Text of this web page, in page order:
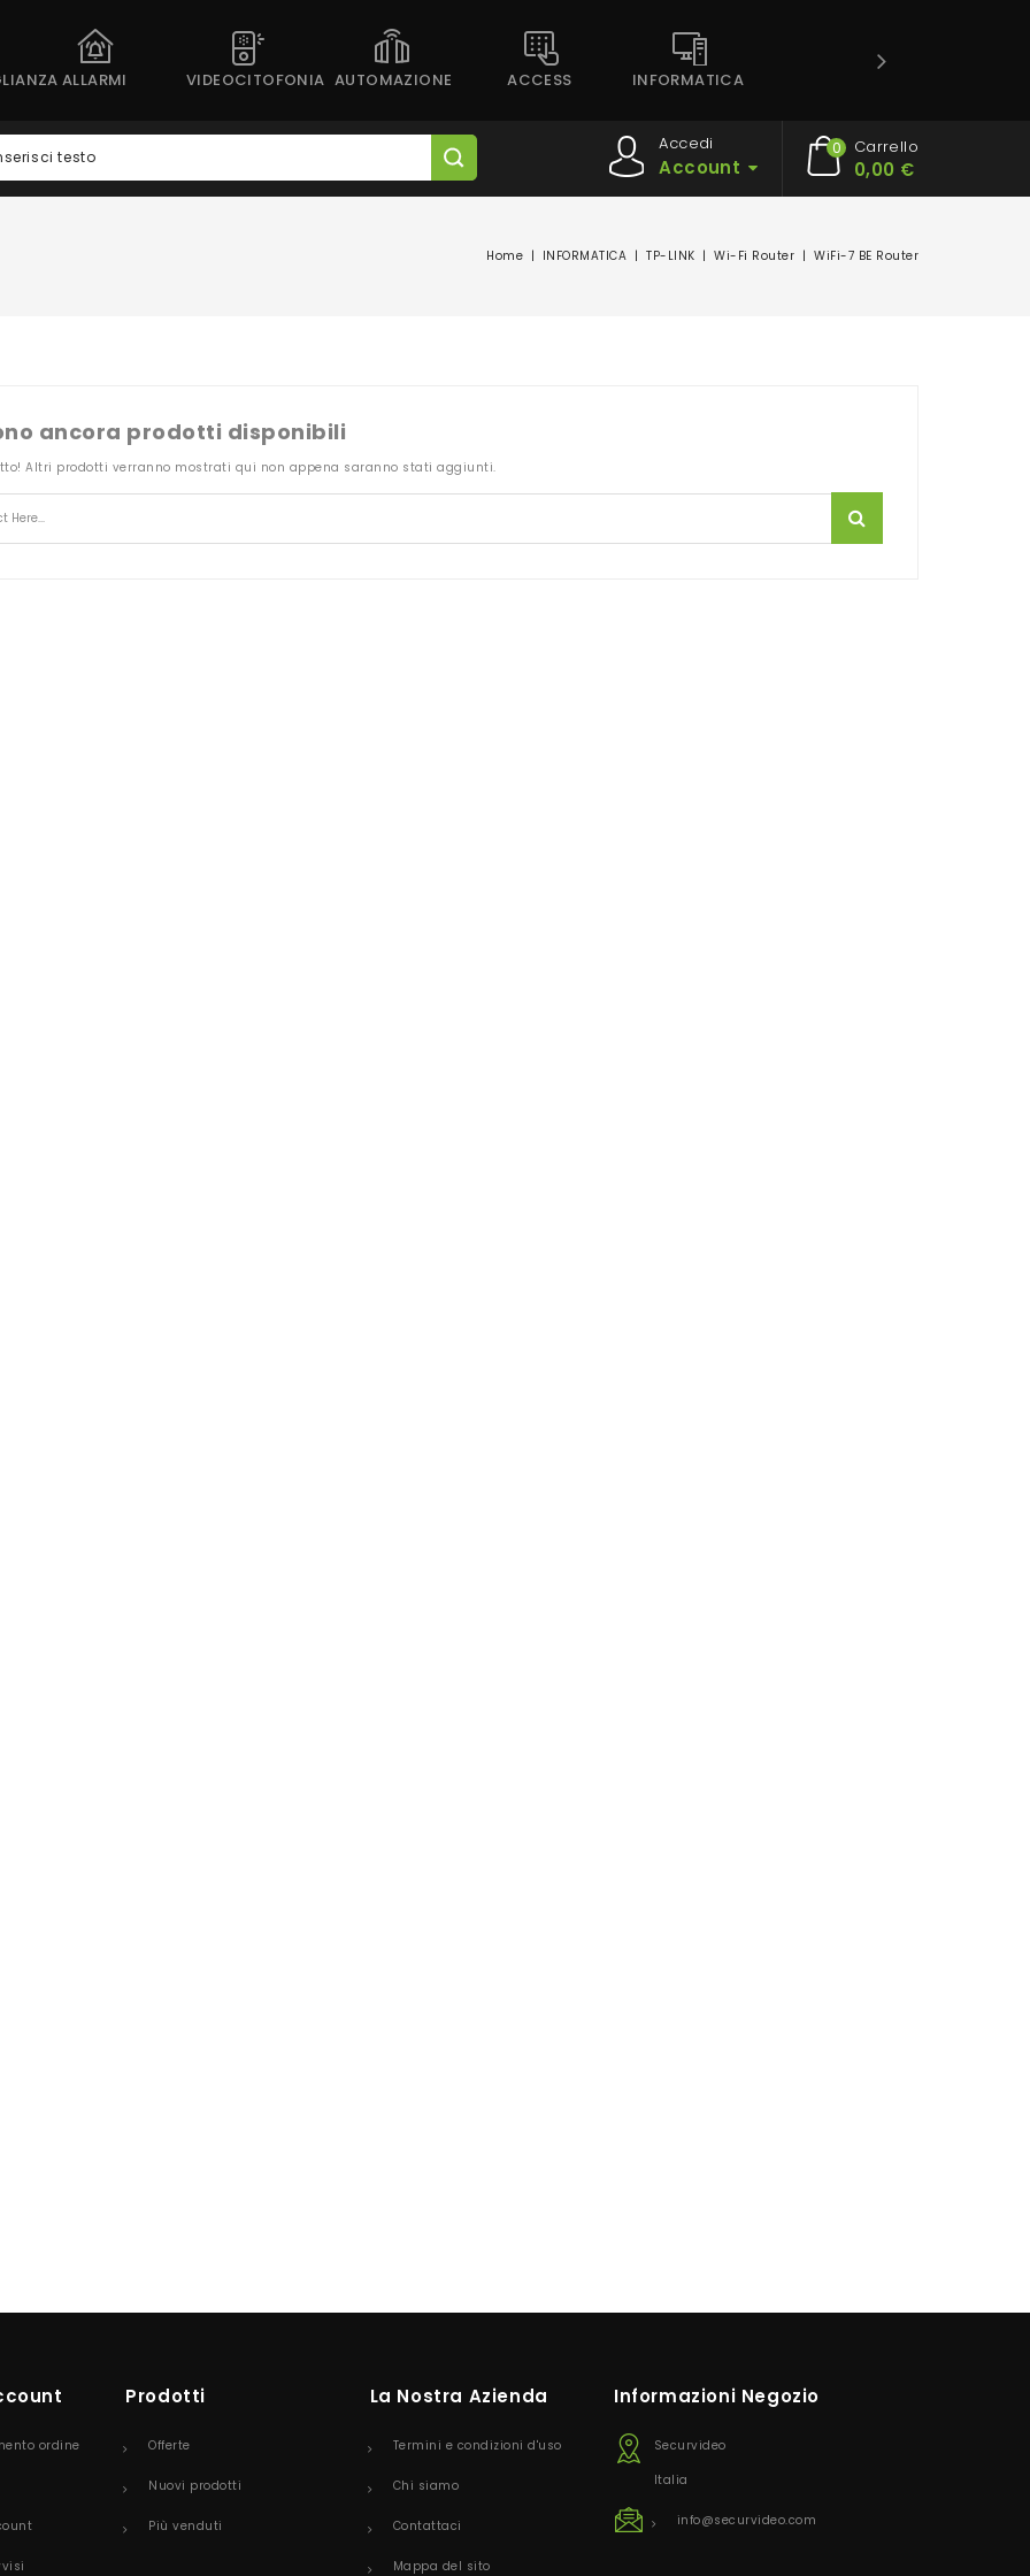
ALLARMI VIDEOCITOFONIA AUTOMAZIONE ACCESS INFORMATICA
Carrello
0,00 €
0
Accedi
Account
Home INFORMATICA TP-LINK Wi-Fi Router WiFi-7 BE Router
ancora prodotti disponibili
Altri prodotti verranno mostrati qui non appena saranno stati aggiunti.
ordine
Prodotti
Offerte
Nuovi prodotti
Più venduti
La Nostra Azienda
Termini e condizioni d'uso
Chi siamo
Contattaci
Mappa del sito
Informazioni Negozio
Securvideo
Italia
info@securvideo.com